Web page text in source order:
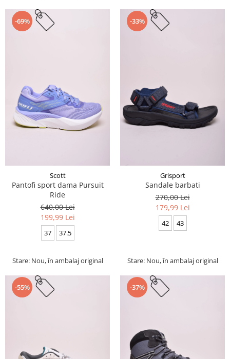
-69%
Scott
Pantofi sport dama Pursuit
Ride
640,00 Lei
199,99 Lei
37 37.5
Stare: Nou, în ambalaj original
-33%
Grisport
Sandale barbati
270,00 Lei
179,99 Lei
42 43
Stare: Nou, în ambalaj original
-55% -37%